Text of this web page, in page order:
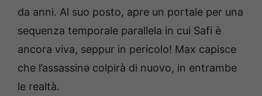
da anni. Al suo posto, apre un portale per una
sequenza temporale parallela in cui Safi è
ancora viva, seppur in pericolo! Max capisce
che l’assassinə colpirà di nuovo, in entrambe
le realtà.